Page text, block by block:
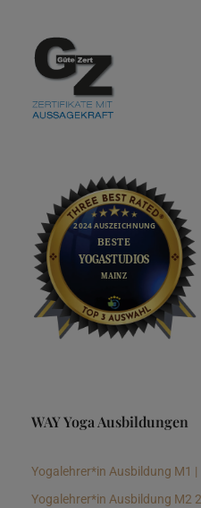
WAY Yoga Ausbildungen
Yogalehrer*in Ausbildung M1 |
Yogalehrer*in Ausbildung M2